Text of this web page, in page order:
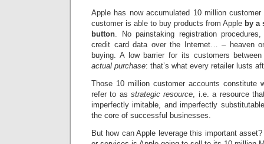
Apple has now accumulated 10 million
customer is able to buy products from Apple by a
button. No painstaking registration
credit card data over the Internet… – heaven
buying. A low barrier for its customers
actual purchase: that’s what every retailer lusts
Those 10 million customer accounts constitute
refer to asstrategic resource, i.e. a resource
imperfectly imitable, and imperfectly
the core of successful businesses.
But how can Apple leverage this important